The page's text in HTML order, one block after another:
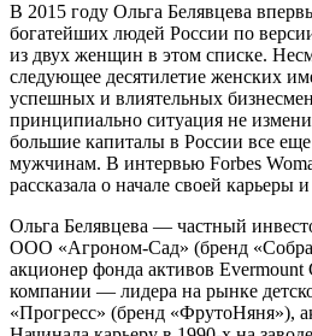
В 2015 году Ольга Белявцева
богатейших людей России по
из двух женщин в этом списке.
следующее десятилетие женских
успешных и влиятельных
принципиально ситуация не
большие капиталы в России все
мужчинам. В интервью Forbes
рассказала о начале своей карьеры
Ольга Белявцева — частный
ООО «Агроном-Сад» (бренд
акционер фонда активов Evermount
компании — лидера на рынке
«Прогресс» (бренд «ФрутоНяня»),